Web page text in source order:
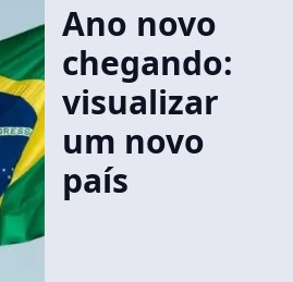
Ano novo
chegando:
visualizar
um novo
país